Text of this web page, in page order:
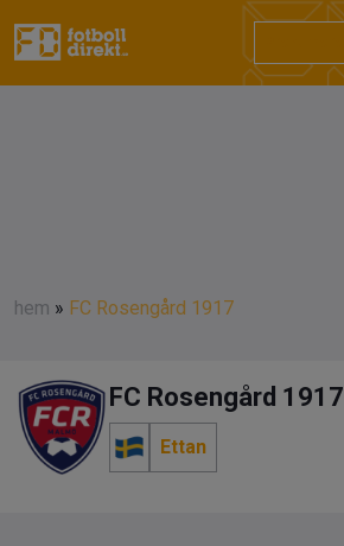
hem » FC Rosengård 1917
FC Rosengård 1917
Ettan